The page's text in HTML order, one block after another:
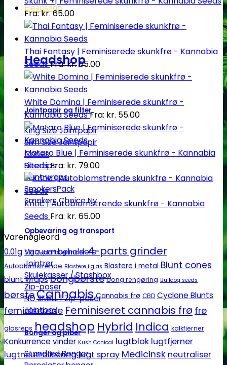
Headshop
Headshop
Jointpapir og filter
King Size Jointpapir
Slim Size Jointpapir
Cones
Filtertips
Blunt wraps
SmokersPack
Smokers Choice
Opbevaring og transport
Vacuum beholdere
Jointrør
Skulekasser / Stashbox
Zip-poser
NO SMELL | Zip-poser
Jointbox
Bonger og piber
Standard Bonger
Fra:kr.65.00
Thai Fantasy | Feminiserede skunkfrø - Kannabia
SeedsFra:kr.55.00
White Domina | Feminiserede skunkfrø -
Kannabia SeedsFra: kr. 55.00
Mataro Blue | Feminiserede skunkfrø - Kannabia
SeedsFra: kr. 79.00
Kritic | Autoblomstrende skunkfrø - Kannabia
Seeds Fra: kr. 65.00
Varenøgleord
0.01g 0.1g 2-parts grinder 4-parts grinder
Autoblomstrende Blastere i glas Blastere i metal Blunt cones
blunt wrapsbongbørste bong rengøring Bulldog seeds
børsteCannabis Cannabis frø CBD Cyclone Blunts
feminiserede Feminiseret cannabis frø frø
glasrens headshop Hybrid Indica kalkfjerner
Konkurrence vinder Kush Conical lugtblok lugtfjerner
lugtneutraliseringlugt spray Medicinsk neutraliser